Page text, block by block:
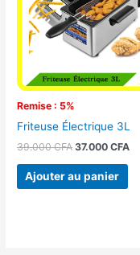
Remise : 5%
Friteuse Électrique 3L
39.000CFA 37.000CFA
Ajouter au panier